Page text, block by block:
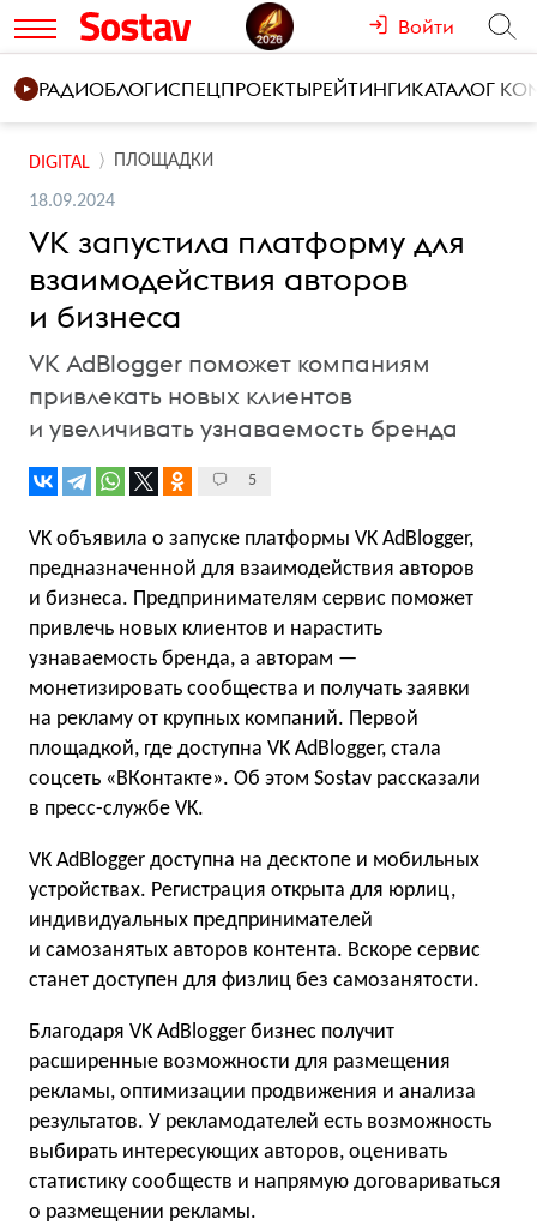
Войти
РАДИОБЛОГИСПЕЦПРОЕКТЫРЕЙТИНГИКАТАЛОГ
DIGITAL ПЛОЩАДКИ
18.09.2024
VK запустила платформу для
взаимодействия авторов
и бизнеса
VK AdBlogger поможет компаниям
привлекать новых клиентов
и увеличивать узнаваемость бренда
5
VK объявила о запуске платформы VK AdBlogger,
предназначенной для взаимодействия авторов
и бизнеса. Предпринимателям сервис поможет
привлечь новых клиентов и нарастить
узнаваемость бренда, а авторам —
монетизировать сообщества и получать заявки
на рекламу от крупных компаний. Первой
площадкой, где доступна VK AdBlogger, стала
соцсеть «ВКонтакте». Об этом Sostav рассказали
в пресс-службе VK.
VK AdBlogger доступна на десктопе и мобильных
устройствах. Регистрация открыта для юрлиц,
индивидуальных предпринимателей
и самозанятых авторов контента. Вскоре сервис
станет доступен для физлиц без самозанятости.
Благодаря VK AdBlogger бизнес получит
расширенные возможности для размещения
рекламы, оптимизации продвижения и анализа
результатов. У рекламодателей есть возможность
выбирать интересующих авторов, оценивать
статистику сообществ и напрямую договариваться
о размещении рекламы.